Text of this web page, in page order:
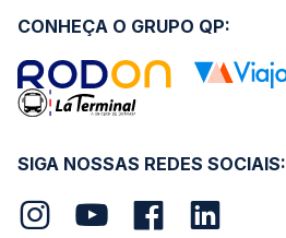
SIGA NOSSAS REDES SOCIAIS:
CONHEÇA O GRUPO QP: